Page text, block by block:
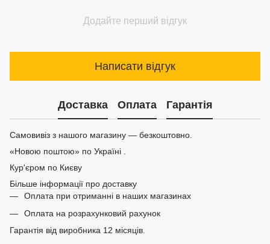
Додайте перший відгук
Написати відгук
Доставка Оплата Гарантія
Самовивіз з нашого магазину — безкоштовно.
«Новою поштою» по Україні .
Кур'єром по Києву
Більше інформації про доставку
Оплата при отриманні в наших магазинах
Оплата на розрахунковий рахунок
Гарантія від виробника 12 місяців.